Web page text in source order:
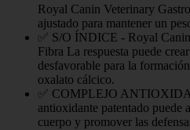
Royal Canin Veterinary
ajustado para mantener un
✅ S/O ÍNDICE - Royal
Fibra La respuesta puede
desfavorable para la
oxalato cálcico.
✅ COMPLEJO
antioxidante patentado puede
cuerpo y promover las